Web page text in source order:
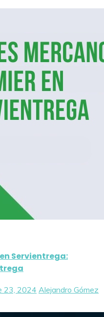
Servientrega:
23, 2024 Alejandro Gómez